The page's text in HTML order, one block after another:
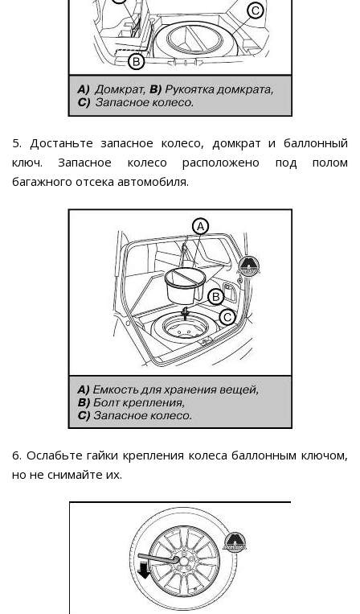
5. Достаньте запасное колесо, домкрат и баллонный
ключ. Запасное колесо расположено под полом
багажного отсека автомобиля.
6. Ослабьте гайки крепления колеса баллонным ключом,
но не снимайте их.